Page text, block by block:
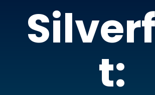
t: